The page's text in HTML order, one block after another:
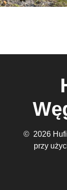
© 2026
przy